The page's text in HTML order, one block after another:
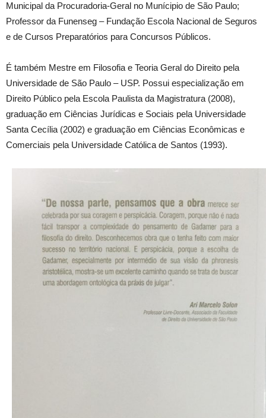
Municipal da Procuradoria-Geral no Munícipio de São Paulo;
Professor da Funenseg – Fundação Escola Nacional de Seguros
e de Cursos Preparatórios para Concursos Públicos.
É também Mestre em Filosofia e Teoria Geral do Direito pela
Universidade de São Paulo – USP. Possui especialização em
Direito Público pela Escola Paulista da Magistratura (2008),
graduação em Ciências Jurídicas e Sociais pela Universidade
Santa Cecília (2002) e graduação em Ciências Econômicas e
Comerciais pela Universidade Católica de Santos (1993).